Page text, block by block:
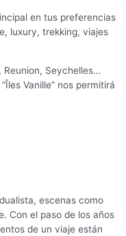
en tus preferencias
luxury, trekking, viajes
Reunion, Seychelles…
Vanille” nos permitirá
escenas como
Con el paso de los años
de un viaje están